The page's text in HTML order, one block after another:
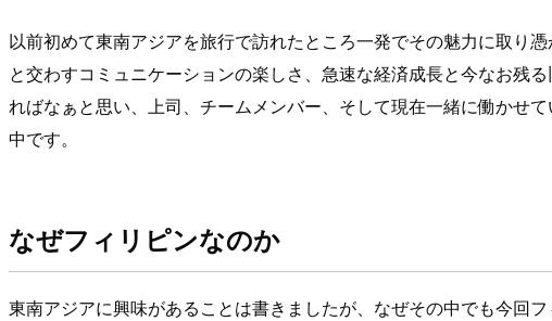
以前初めて東南アジアを旅行で訪れたところ一発でその魅力に取り
と交わすコミュニケーションの楽しさ、急速な経済成長と今なお残
ればなぁと思い、上司、チームメンバー、そして現在一緒に働かせ
中です。
なぜフィリピンなのか
東南アジアに興味があることは書きましたが、なぜその中でも今回